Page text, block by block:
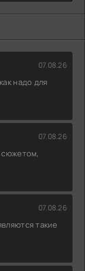
07.08.26
надо для
07.08.26
сюжетом,
07.08.26
такие